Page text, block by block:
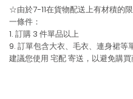
☆由於7-11在貨物配送上有材積的
一條件：
1. 訂購 3 件單品以上
9. 訂單包含大衣、毛衣、連身裙等
建議您使用 宅配寄送，以避免購買